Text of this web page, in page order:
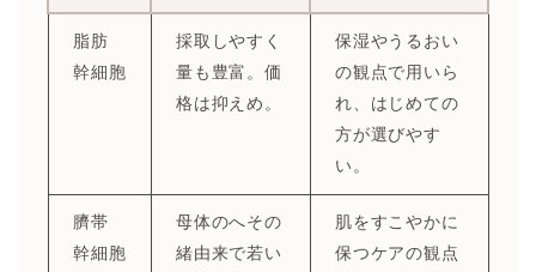
脂肪
幹細胞
採取しやすく
量も豊富。価
格は抑えめ。
保湿やうるおい
の観点で用いら
れ、はじめての
方が選びやす
い。
臍帯
幹細胞
母体のへその
緒由来で若い
肌をすこやかに
保つケアの観点